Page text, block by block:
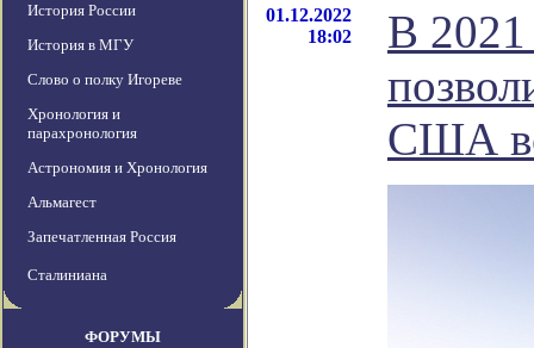
История России
История в МГУ
Слово о полку Игореве
Хронология и
парахронология
Астрономия и Хронология
Альмагест
Запечатленная Россия
Сталиниана
ФОРУМЫ
01.12.2022
18:02
В 2021
США